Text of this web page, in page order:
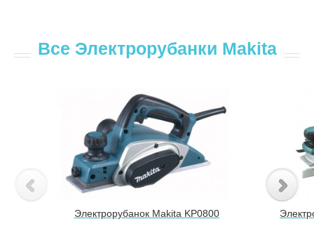
Все Электрорубанки Makita
Электрорубанок Makita KP0800